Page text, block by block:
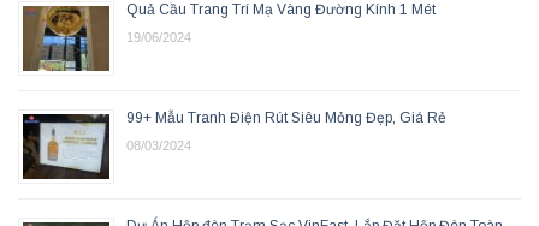
Quả Cầu Trang Trí Mạ Vàng Đường Kính 1 Mét
19/06/2024
99+ Mẫu Tranh Điện Rút Siêu Mỏng Đẹp, Giá Rẻ
08/03/2024